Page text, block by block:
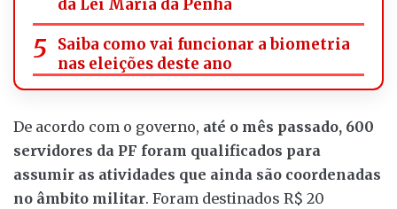
da Lei Maria da Penha
Saiba como vai funcionar a biometria
nas eleições deste ano
De acordo com o governo, até o mês passado, 600
servidores da PF foram qualificados para
assumir as atividades que ainda são coordenadas
no âmbito militar. Foram destinados R$ 20